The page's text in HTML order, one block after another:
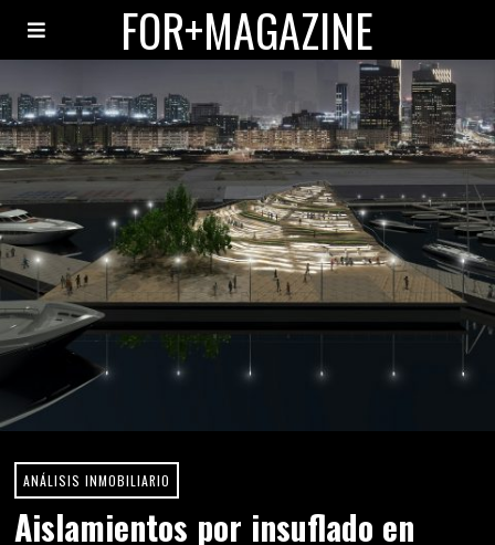
ANÁLISIS INMOBILIARIO
Aislamientos por insuflado en
FOR+MAGAZINE